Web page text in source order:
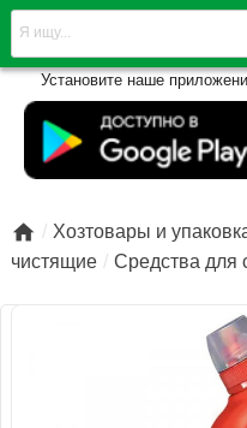
Установите наше
 Хозтовары и
чистящие
Средства для